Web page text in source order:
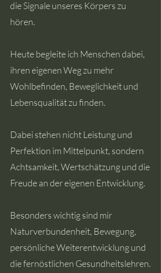
die Signale unseres Körpers zu
hören.
Heute begleite ich Menschen dabei,
ihren eigenen Weg zu mehr
Wohlbefinden, Beweglichkeit und
Lebensqualität zu finden.
Dabei stehen nicht Leistung und
Perfektion im Mittelpunkt, sondern
Achtsamkeit, Wertschätzung und die
Freude an der eigenen Entwicklung.
Besonders wichtig sind mir
Naturverbundenheit, Bewegung,
persönliche Weiterentwicklung und
die fernöstlichen Gesundheitslehren.